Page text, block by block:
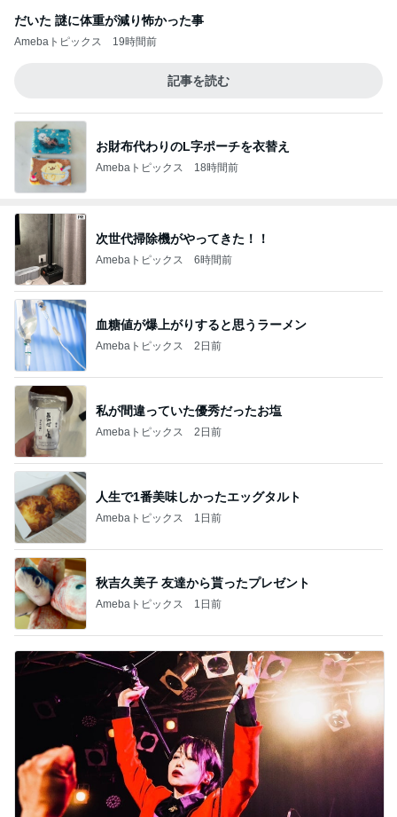
だいた 謎に体重が減り怖かった事
Amebaトピックス 19時間前
記事を読む
お財布代わりのL字ポーチを衣替え
Amebaトピックス 18時間前
次世代掃除機がやってきた！！
Amebaトピックス 6時間前
血糖値が爆上がりすると思うラーメン
Amebaトピックス 2日前
私が間違っていた優秀だったお塩
Amebaトピックス 2日前
人生で1番美味しかったエッグタルト
Amebaトピックス 1日前
秋吉久美子 友達から貰ったプレゼント
Amebaトピックス 1日前